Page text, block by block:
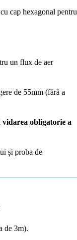
cap hexagonal pentru
un flux de aer
de 55mm (fără a
vidarea obligatorie a
și proba de
de 3m).